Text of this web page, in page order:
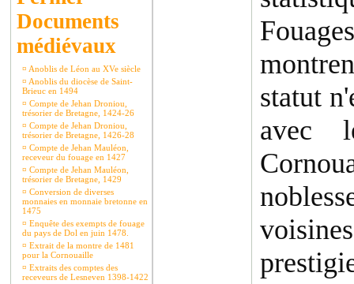
Documents
médiévaux
¤ Anoblis de Léon au XVe siècle
¤ Anoblis du diocèse de Saint-
Brieuc en 1494
¤ Compte de Jehan Droniou,
trésorier de Bretagne, 1424-26
¤ Compte de Jehan Droniou,
trésorier de Bretagne, 1426-28
¤ Compte de Jehan Mauléon,
receveur du fouage en 1427
¤ Compte de Jehan Mauléon,
trésorier de Bretagne, 1429
¤ Conversion de diverses
monnaies en monnaie bretonne en
1475
¤ Enquête des exempts de fouage
du pays de Dol en juin 1478.
¤ Extrait de la montre de 1481
pour la Cornouaille
¤ Extraits des comptes des
receveurs de Lesneven 1398-1422
statut
avec